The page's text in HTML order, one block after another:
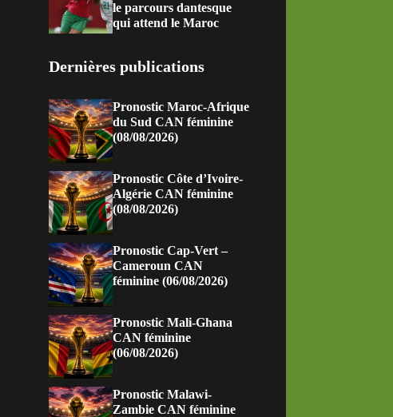
le parcours dantesque
qui attend le Maroc
Dernières publications
Pronostic Maroc-Afrique
du Sud CAN féminine
(08/08/2026)
Pronostic Côte d’Ivoire-
Algérie CAN féminine
(08/08/2026)
Pronostic Cap-Vert –
Cameroun CAN
féminine (06/08/2026)
Pronostic Mali-Ghana
CAN féminine
(06/08/2026)
Pronostic Malawi-
Zambie CAN féminine